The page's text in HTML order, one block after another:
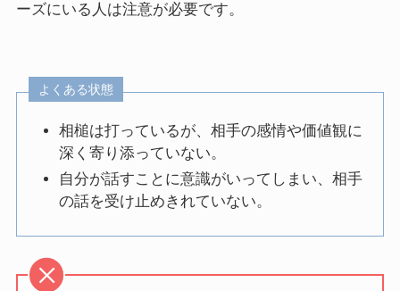
ーズにいる人は注意が必要です。
よくある状態
相槌は打っているが、相手の感情や価値観に
深く寄り添っていない。
自分が話すことに意識がいってしまい、相手
の話を受け止めきれていない。